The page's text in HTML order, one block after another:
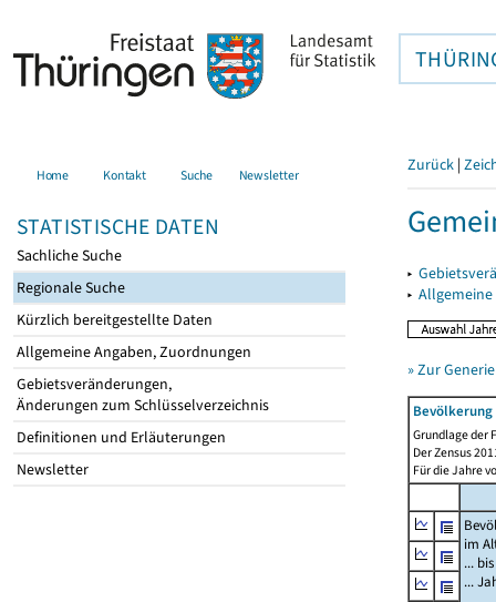
Home Kontakt Suche Newsletter
STATISTISCHE DATEN
Sachliche Suche
Regionale Suche
Kürzlich bereitgestellte Daten
Allgemeine Angaben, Zuordnungen
Gebietsveränderungen,
Änderungen zum Schlüsselverzeichnis
Definitionen und Erläuterungen
Newsletter
Zurück |
▸
▸
» Zur
Grundlage der
Der Zensus
Für die Jahre
im
...
...